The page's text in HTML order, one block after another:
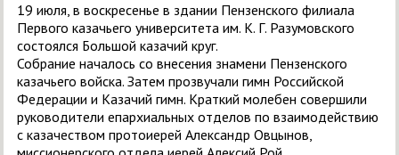
19 июля, в воскресенье в здании Пензенского филиала
Первого казачьего университета им. К. Г. Разумовского
состоялся Большой казачий круг.
Собрание началось со внесения знамени Пензенского
казачьего войска. Затем прозвучали гимн Российской
Федерации и Казачий гимн. Краткий молебен совершили
руководители епархиальных отделов по взаимодействию
с казачеством протоиерей Александр Овцынов,